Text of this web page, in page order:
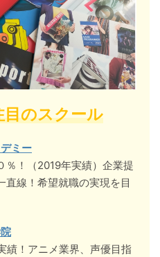
のスクール
ミー
！（2019年実績）企業提
直線！希望就職の実現を目
績！アニメ業界、声優目指